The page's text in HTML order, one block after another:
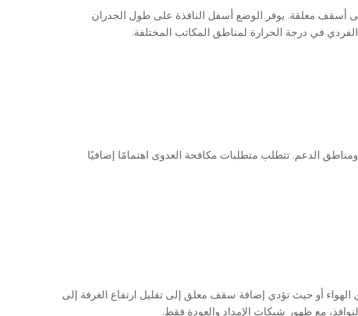
أسقف معلقة. يوفر الوضع أسفل النافذة على طول الجدران
في درجة الحرارة لمناطق المكاتب المختلفة.
الدعم. تتطلب متطلبات مكافحة العدوى اهتمامًا إضافيًا
أو حيث تؤدي إضافة سقف معلق إلى تقليل ارتفاع الغرفة إلى
مع ظهور شبكات الإمداد والعودة فقط.